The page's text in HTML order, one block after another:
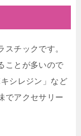
スチックです。
ことが多いので
シレジン」など
でアクセサリー